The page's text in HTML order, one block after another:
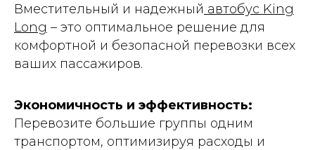
Вместительный и надежный автобус King
Long – это оптимальное решение для
комфортной и безопасной перевозки всех
ваших пассажиров.
Экономичность и эффективность:
Перевозите большие группы одним
транспортом, оптимизируя расходы и